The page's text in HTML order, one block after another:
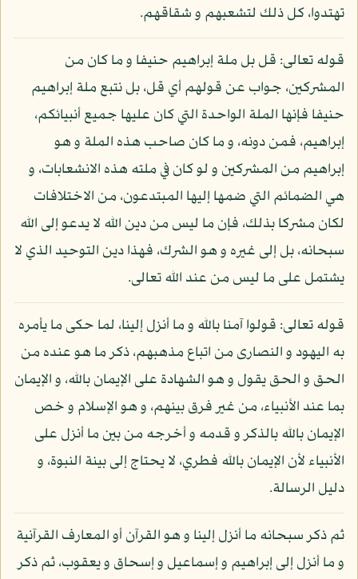
تهتدوا، كل ذلك لتشعبهم و شقاقهم.
قوله تعالى: قل بل ملة إبراهيم حنيفا و ما كان من
المشركين، جواب عن قولهم أي قل، بل نتبع ملة إبراهيم
حنيفا فإنها الملة الواحدة التي كان عليها جميع أنبيائكم،
إبراهيم، فمن دونه، و ما كان صاحب هذه الملة و هو
إبراهيم من المشركين و لو كان في ملته هذه الانشعابات، و
هي الضمائم التي ضمها إليها المبتدعون، من الاختلافات
لكان مشركا بذلك، فإن ما ليس من دين الله لا يدعو إلى الله
سبحانه، بل إلى غيره و هو الشرك، فهذا دين التوحيد الذي لا
يشتمل على ما ليس من عند الله تعالى.
قوله تعالى: قولوا آمنا بالله و ما أنزل إلينا، لما حكى ما يأمره
به اليهود و النصارى من اتباع مذهبهم، ذكر ما هو عنده من
الحق و الحق يقول و هو الشهادة على الإيمان بالله، و الإيمان
بما عند الأنبياء، من غير فرق بينهم، و هو الإسلام و خص
الإيمان بالله بالذكر و قدمه و أخرجه من بين ما أنزل على
الأنبياء لأن الإيمان بالله فطري، لا يحتاج إلى بينة النبوة، و
دليل الرسالة.
ثم ذكر سبحانه ما أنزل إلينا و هو القرآن أو المعارف القرآنية
و ما أنزل إلى إبراهيم و إسماعيل و إسحاق و يعقوب، ثم ذكر